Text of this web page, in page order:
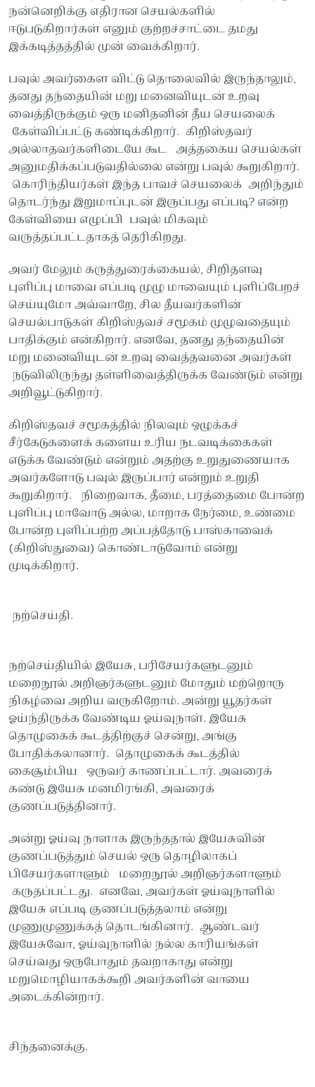
நன்னெறிக்கு எதிரான செயல்களில்
ஈடுபடுகிறார்கள் எனும் குற்றச்சாட்டை தமது
இக்கடித்தத்தில் முன் வைக்கிறார்.
பவுல் அவர்கைள விட்டு தொலைவில் இருந்தாலும்,
தனது தந்தையின் மறு மனைவியுடன் உறவு
வைத்திருக்கும் ஒரு மனிதனின் தீய செயலைக்
கேள்விப்பட்டு கண்டிக்கிறார். கிறிஸ்தவர்
அல்லாதவர்களிடையே கூட அத்தகைய செயல்கள்
அனுமதிக்கப்படுவதில்லை என்று பவுல் கூறுகிறார்.
கொரிந்தியர்கள் இந்த பாவச் செயலைக் அறிந்தும்
தொடர்ந்து இறுமாப்புடன் இருப்பது எப்படி? என்ற
கேள்வியை எழுப்பி பவுல் மிகவும்
வருத்தப்பட்டதாகத் தெரிகிறது.
அவர் மேலும் கருத்துரைக்கையல், சிறிதளவு
புளிப்பு மாவை எப்படி முழு மாவையும் புளிப்பேறச்
செய்யுமோ அவ்வாறே, சில தீயவர்களின்
செயல்பாடுகள் கிறிஸ்தவச் சமூகம் முழுவதையும்
பாதிக்கும் என்கிறார். எனவே, தனது தந்தையின்
மறு மனைவியுடன் உறவு வைத்தவனை அவர்கள்
நடுவிலிருந்து தள்ளிவைத்திருக்க வேண்டும் என்று
அறிவூட்டுகிறார்.
கிறிஸ்தவச் சமூகத்தில் நிலவும் ஒழுக்கச்
சீர்கேடுகளைக் களைய உரிய நடவடிக்கைகள்
எடுக்க வேண்டும் என்றும் அதற்கு உறுதுணையாக
அவர்களோடு பவுல் இருப்பார் என்றும் உறுதி
கூறுகிறார். நிறைவாக, தீமை, பரத்தைமை போன்ற
புளிப்பு மாவோடு அல்ல, மாறாக நேர்மை, உண்மை
போன்ற புளிப்பற்ற அப்பத்தோடு பாஸ்காவைக்
(கிறிஸ்துவை) கொண்டாடுவோம் என்று
முடிக்கிறார்.
நற்செய்தி.
நற்செய்தியில் இயேசு, பரிசேயர்களுடனும்
மறைநூல் அறிஞர்களுடனும் மோதும் மற்றொரு
நிகழ்வை அறிய வருகிறோம். அன்று யூதர்கள்
ஓய்ந்திருக்க வேண்டிய ஓய்வுநாள். இயேசு
தொழுகைக் கூடத்திற்குச் சென்று, அங்கு
போதிக்கலானார். தொழுகைக் கூடத்தில்
கைசூம்பிய ஒருவர் காணப்பட்டார். அவரைக்
கண்டு இயேசு மனமிரங்கி, அவரைக்
குணப்படுத்தினார்.
அன்று ஓய்வு நாளாக இருந்ததால் இயேசுவின்
குணப்படுத்தும் செயல் ஒரு தொழிலாகப்
பிசேயர்களாளும் மறைநூல் அறிஞர்களாளும்
கருதப்பட்டது. எனவே, அவர்கள் ஓய்வுநாளில்
இயேசு எப்படி குணப்படுத்தலாம் என்று
முணுமுணுக்கத் தொடங்கினார். ஆண்டவர்
இயேசுவோ, ஓய்வுநாளில் நல்ல காரியங்கள்
செய்வது ஒருபோதும் தவறாகாது என்று
மறுமொழியாகக்கூறி அவர்களின் வாயை
அடைக்கின்றார்.
சிந்தனைக்கு.